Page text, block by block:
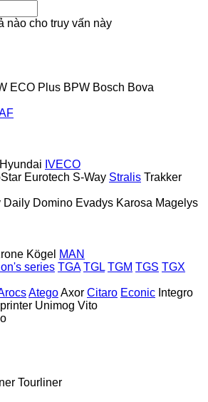
nào cho truy vấn này
ECO Plus BPW Bosch Bova
Hyundai IVECO
Eurotech S-Way Stralis Trakker
Daily Domino Evadys Karosa Magelys
Kögel MAN
series TGA TGL TGM TGS TGX
AtegoAxor Citaro Econic Integro
Unimog Vito
Tourliner